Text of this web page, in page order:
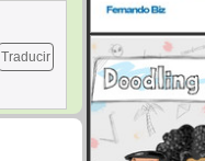
Traducir